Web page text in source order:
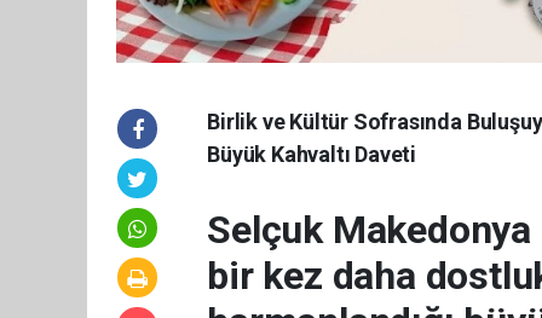
Birlik ve Kültür Sofrasında
Büyük Kahvaltı Daveti
Selçuk
bir kez daha